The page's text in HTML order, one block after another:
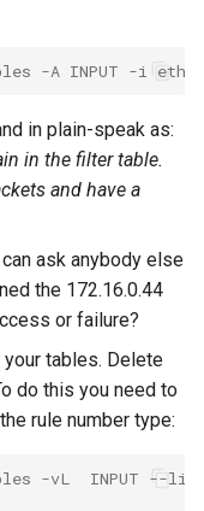
-A INPUT -i eth0
in plain-speak as:
in the filter table.
and have a
ask anybody else
the 172.16.0.44
or failure?
tables. Delete
do this you need to
rule number type:
-vL  INPUT --